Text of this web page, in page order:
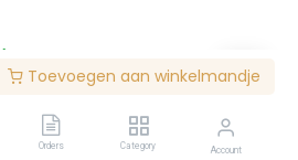
Toevoegen aan winkelmandje
Orders Category Account
Bestel nu